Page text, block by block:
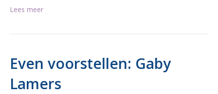
Lees meer
Even voorstellen: Gaby
Lamers